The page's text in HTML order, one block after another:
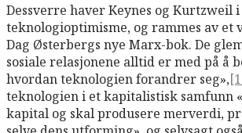
Dessverre haver Keynes og Kurtzweil
teknologioptimisme, og rammes av et
Dag Østerbergs nye Marx-bok. De
sosiale relasjonene alltid er med på å
hvordan teknologien forandrer seg»,
teknologien i et kapitalistisk samfunn
kapital og skal produsere merverdi,